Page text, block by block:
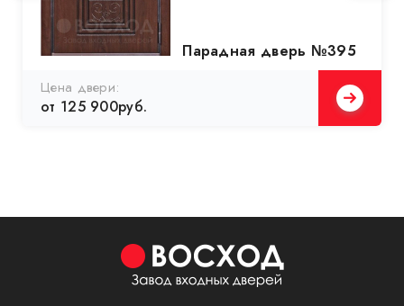
Парадная дверь №395
Цена двери:
от 125 900руб.